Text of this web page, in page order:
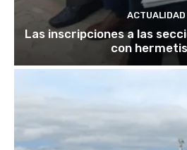
ACTUALIDAD
Las inscripciones a las
con